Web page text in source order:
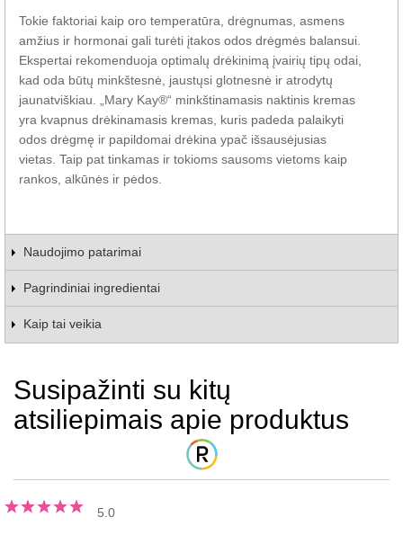
Tokie faktoriai kaip oro temperatūra, drėgnumas, asmens
amžius ir hormonai gali turėti įtakos odos drėgmės balansui.
Ekspertai rekomenduoja optimalų drėkinimą įvairių tipų odai,
kad oda būtų minkštesnė, jaustųsi glotnesnė ir atrodytų
jaunatviškiau. „Mary Kay®“ minkštinamasis naktinis kremas
yra kvapnus drėkinamasis kremas, kuris padeda palaikyti
odos drėgmę ir papildomai drėkina ypač išsausėjusias
vietas. Taip pat tinkamas ir tokioms sausoms vietoms kaip
rankos, alkūnės ir pėdos.
Naudojimo patarimai
Pagrindiniai ingredientai
Kaip tai veikia
Susipažinti su kitų
atsiliepimais apie produktus
5.0